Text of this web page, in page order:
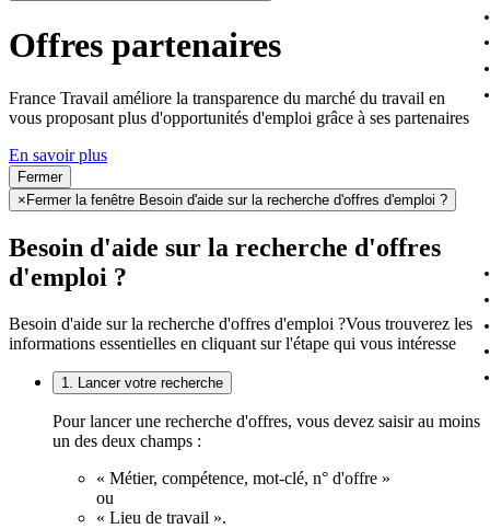
Offres partenaires
France Travail améliore la transparence du marché du travail en
vous proposant plus d'opportunités d'emploi grâce à ses partenaires
En savoir plus
Fermer
× Fermer la fenêtre Besoin d'aide sur la recherche d'offres d'emploi ?
Besoin d'aide sur la recherche d'offres
d'emploi ?
Besoin d'aide sur la recherche d'offres d'emploi ?Vous trouverez les
informations essentielles en cliquant sur l'étape qui vous intéresse
1. Lancer votre recherche
Pour lancer une recherche d'offres, vous devez saisir au moins
un des deux champs :
« Métier, compétence, mot-clé, n° d'offre »
ou
« Lieu de travail ».